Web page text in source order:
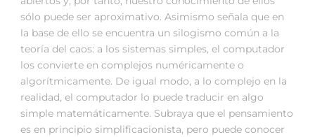
sólo puede ser aproximativo. Asimismo señala que en
la base de ello se encuentra un silogismo común a la
teoría del caos: a los sistemas simples, el computador
los convierte en complejos numéricamente o
algorítmicamente. De igual modo, a lo complejo en la
realidad, el computador lo puede traducir en algo
simple matemáticamente. Subraya que el pensamiento
es en principio simplificacionista, pero puede conocer